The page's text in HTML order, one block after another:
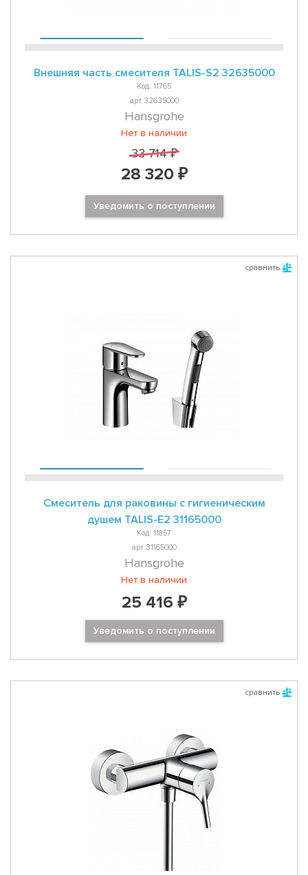
Внешняя часть смесителя TALIS-S2 32635000
Код: 11765
арт 32635000
Hansgrohe
Нет в наличии
33 714 ₽
28 320 ₽
Уведомить о поступлении
сравнить
Смеситель для раковины с гигиеническим
душем TALIS-E2 31165000
Код: 11857
арт 31165000
Hansgrohe
Нет в наличии
25 416 ₽
Уведомить о поступлении
сравнить